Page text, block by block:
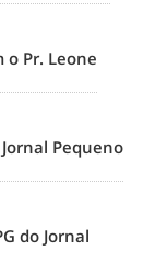
o Pr. Leone
Pequeno
do Jornal